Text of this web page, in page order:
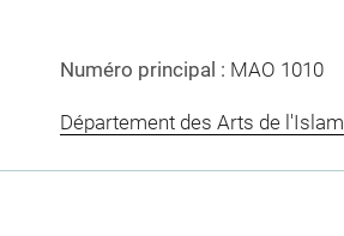
Numéro principal : MAO 1010
Département des Arts de l'Islam